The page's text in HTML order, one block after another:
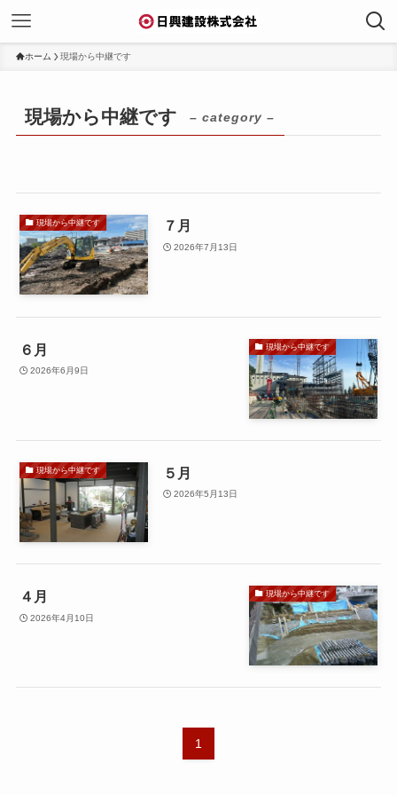
ホーム 現場から中継です
現場から中継です – category –
現場から中継です ７月
2026年7月13日
現場から中継です
６月
2026年6月9日
現場から中継です ５月
2026年5月13日
現場から中継です
４月
2026年4月10日
1